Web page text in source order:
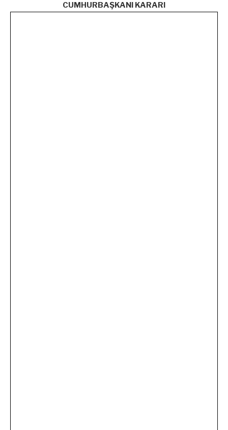
CUMHURBAŞKANI KARARI